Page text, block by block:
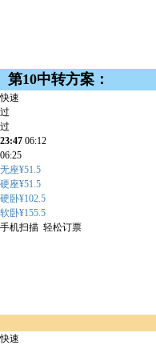
第10中转方案：
快速
过
过
23:47 06:12
06:25
无座¥51.5
硬座¥51.5
硬卧¥102.5
软卧¥155.5
手机扫描 轻松订票
快速